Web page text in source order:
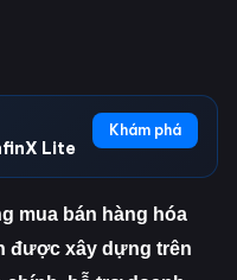
Lite
Khám phá
mua bán hàng hóa
được xây dựng trên